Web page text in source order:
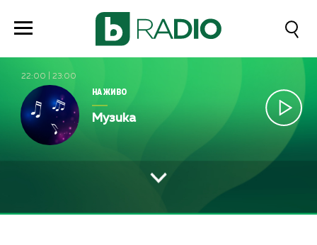
22:00 23:00
НА ЖИВО
Музика